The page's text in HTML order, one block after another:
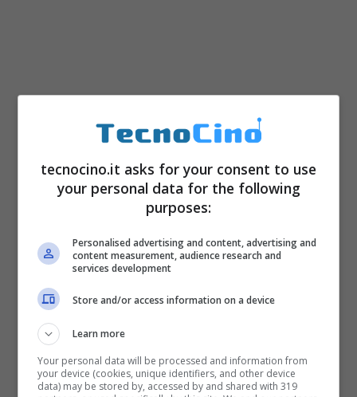
tecnocino.it asks for your consent to use
your personal data for the following
purposes:
Personalised advertising and content, advertising and
content measurement, audience research and
services development
Store and/or access information on a device
Learn more
Your personal data will be processed and information from
your device (cookies, unique identifiers, and other device
data) may be stored by, accessed by and shared with 319